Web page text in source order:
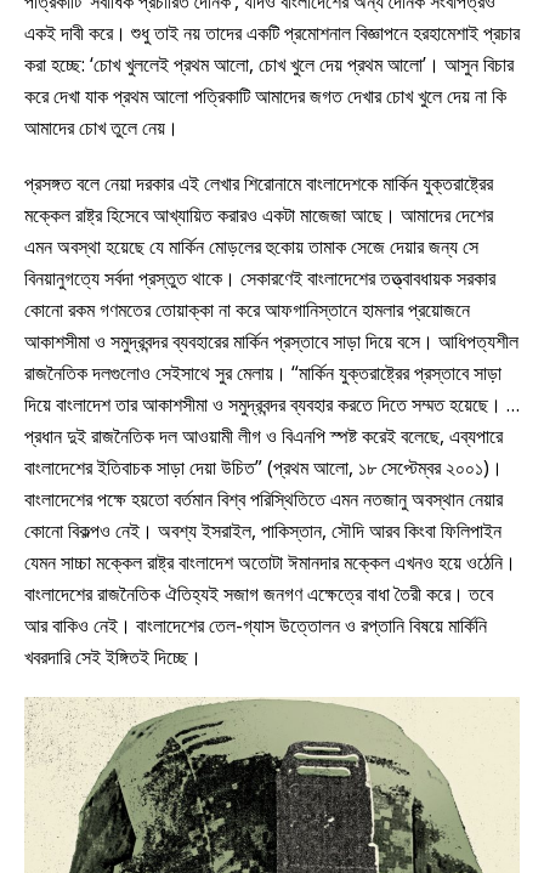
একই দাবী করে। শুধু তাই নয় তাদের একটি প্রমোশনাল বিজ্ঞাপনে হরহামেশাই প্রচার
করা হচ্ছে: ‘চোখ খুললেই প্রথম আলো, চোখ খুলে দেয় প্রথম আলো’। আসুন বিচার
করে দেখা যাক প্রথম আলো পত্রিকাটি আমাদের জগত দেখার চোখ খুলে দেয় না কি
আমাদের চোখ তুলে নেয়।
প্রসঙ্গত বলে নেয়া দরকার এই লেখার শিরোনামে বাংলাদেশকে মার্কিন যুক্তরাষ্ট্রের
মক্কেল রাষ্ট্র হিসেবে আখ্যায়িত করারও একটা মাজেজা আছে। আমাদের দেশের
এমন অবস্থা হয়েছে যে মার্কিন মোড়লের হুকোয় তামাক সেজে দেয়ার জন্য সে
বিনয়ানুগত্যে সর্বদা প্রস্তুত থাকে। সেকারণেই বাংলাদেশের তত্ত্বাবধায়ক সরকার
কোনো রকম গণমতের তোয়াক্কা না করে আফগানিস্তানে হামলার প্রয়োজনে
আকাশসীমা ও সমুদ্রবন্দর ব্যবহারের মার্কিন প্রস্তাবে সাড়া দিয়ে বসে। আধিপত্যশীল
রাজনৈতিক দলগুলোও সেইসাথে সুর মেলায়। “মার্কিন যুক্তরাষ্ট্রের প্রস্তাবে সাড়া
দিয়ে বাংলাদেশ তার আকাশসীমা ও সমুদ্রবন্দর ব্যবহার করতে দিতে সম্মত হয়েছে। …
প্রধান দুই রাজনৈতিক দল আওয়ামী লীগ ও বিএনপি স্পষ্ট করেই বলেছে, এব্যপারে
বাংলাদেশের ইতিবাচক সাড়া দেয়া উচিত” (প্রথম আলো, ১৮ সেপ্টেম্বর ২০০১)।
বাংলাদেশের পক্ষে হয়তো বর্তমান বিশ্ব পরিস্থিতিতে এমন নতজানু অবস্থান নেয়ার
কোনো বিকল্পও নেই। অবশ্য ইসরাইল, পাকিস্তান, সৌদি আরব কিংবা ফিলিপাইন
যেমন সাচ্চা মক্কেল রাষ্ট্র বাংলাদেশ অতোটা ঈমানদার মক্কেল এখনও হয়ে ওঠেনি।
বাংলাদেশের রাজনৈতিক ঐতিহ্যই সজাগ জনগণ এক্ষেত্রে বাধা তৈরী করে। তবে
আর বাকিও নেই। বাংলাদেশের তেল-গ্যাস উত্তোলন ও রপ্তানি বিষয়ে মার্কিনি
খবরদারি সেই ইঙ্গিতই দিচ্ছে।